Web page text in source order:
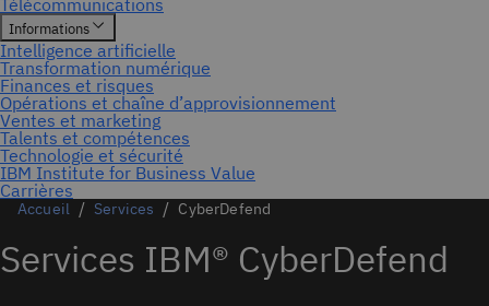
Accueil Services CyberDefend
Services IBM® CyberDefend